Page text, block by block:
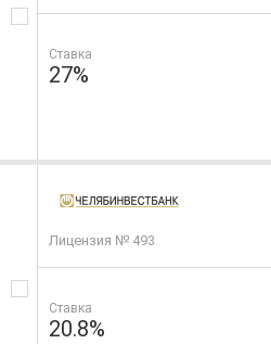
Ставка
27%
Лицензия № 493
Ставка
20.8%